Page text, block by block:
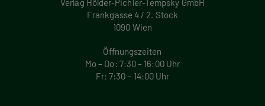
Verlag Hölder-Pichler-Tempsky GmbH
Frankgasse 4 / 2. Stock
1090 Wien
Öffnungszeiten
Mo – Do: 7:30 – 16:00 Uhr
Fr: 7:30 – 14:00 Uhr